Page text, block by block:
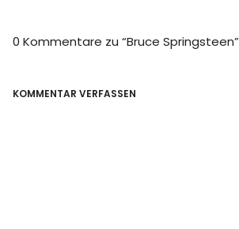
0 Kommentare zu “Bruce Springsteen”
KOMMENTAR VERFASSEN